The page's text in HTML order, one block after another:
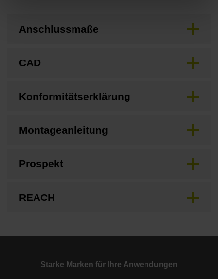
Anschlussmaße
CAD
Konformitätserklärung
Montageanleitung
Prospekt
REACH
Starke Marken für Ihre Anwendungen